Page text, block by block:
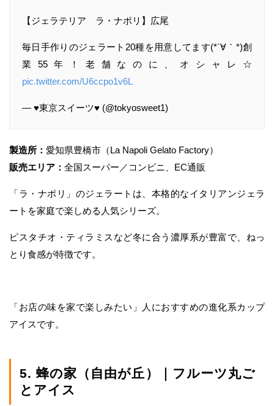
【ジェラテリア ラ・ナポリ】広尾
毎日手作りのジェラート20種を用意してます(*´∀｀*)創
業55年！老舗なのに、オシャレ☆
pic.twitter.com/U6ccpo1v6L
— ♥東京スイーツ♥ (@tokyosweet1)
製造所： 愛知県豊橋市（La Napoli Gelato Factory）
販売エリア： 全国スーパー／コンビニ、EC通販
「ラ・ナポリ」のジェラートは、本格的なイタリアンジェラ
ートを家庭で楽しめる人気シリーズ。
ピスタチオ・ティラミスなど冬に合う濃厚系が豊富で、ねっ
とり食感が特徴です。
「お店の味を家で楽しみたい」人におすすめの進化系カップ
アイスです。
5. 蜂の家（自由が丘）｜フルーツ丸ご
とアイス